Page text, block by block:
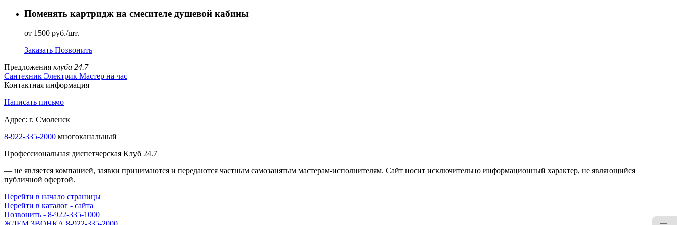
Поменять картридж на смесителе душевой кабины
от 1500 руб./шт.
Заказать Позвонить
Предложения клуба 24.7
Сантехник Электрик Мастер на час
Контактная информация
Написать письмо
Адрес: г. Смоленск
8-922-335-2000 многоканальный
Профессиональная диспетчерская Клуб 24.7
— не является компанией, заявки принимаются и передаются частным самозанятым мастерам‑исполнителям. Сайт носит исключительно информационный характер, не являющийся
публичной офертой.
Перейти в начало страницы
Перейти в каталог - сайта
Позвонить - 8-922-335-1000
—